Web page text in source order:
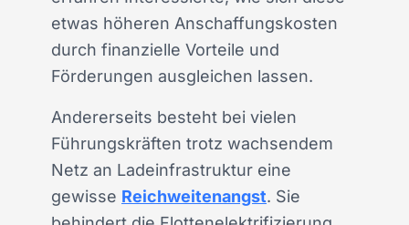
etwas höheren Anschaffungskosten
durch finanzielle Vorteile und
Förderungen ausgleichen lassen.
Andererseits besteht bei vielen
Führungskräften trotz wachsendem
Netz an Ladeinfrastruktur eine
gewisse Reichweitenangst. Sie